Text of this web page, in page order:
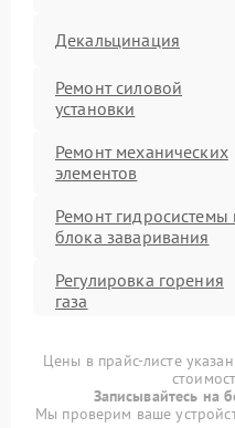
Декальцинация
Ремонт силовой
установки
Ремонт механических
элементов
Ремонт гидросистемы
блока заваривания
Регулировка горения
газа
заварочного блока
Профилактическая
Цены в прайс-листе
Записывайтесь на
Мы проверим ваше